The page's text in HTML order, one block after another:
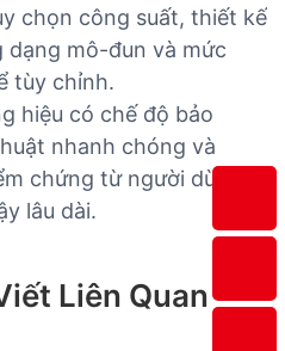
chọn công suất, thiết kế
mô-đun và mức
tùy chỉnh.
hiệu có chế độ bảo
nhanh chóng và
chứng từ người dùng
lâu dài.
Liên Quan